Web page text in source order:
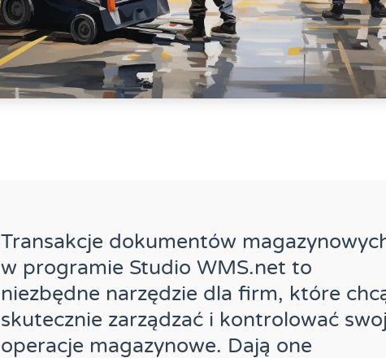
Transakcje dokumentów
w programie Studio WMS.net to
niezbędne narzędzie dla firm, które
skutecznie zarządzać i kontrolować
operacje magazynowe. Dają one